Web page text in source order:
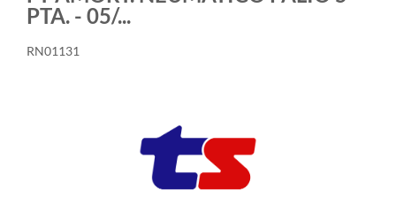
PTA. - 05/...
RN01131